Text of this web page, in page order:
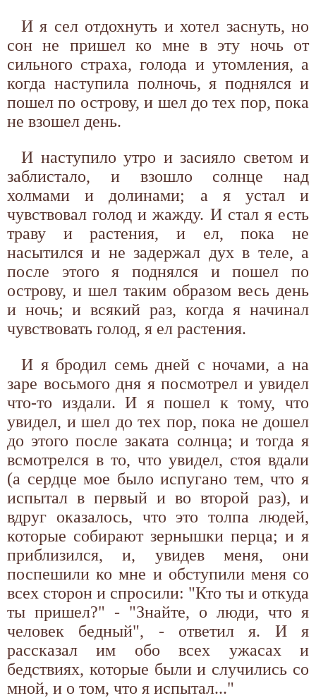
И я сел отдохнуть и хотел заснуть, но
сон не пришел ко мне в эту ночь от
сильного страха, голода и утомления, а
когда наступила полночь, я поднялся и
пошел по острову, и шел до тех пор, пока
не взошел день.
И наступило утро и засияло светом и
заблистало, и взошло солнце над
холмами и долинами; а я устал и
чувствовал голод и жажду. И стал я есть
траву и растения, и ел, пока не
насытился и не задержал дух в теле, а
после этого я поднялся и пошел по
острову, и шел таким образом весь день
и ночь; и всякий раз, когда я начинал
чувствовать голод, я ел растения.
И я бродил семь дней с ночами, а на
заре восьмого дня я посмотрел и увидел
что-то издали. И я пошел к тому, что
увидел, и шел до тех пор, пока не дошел
до этого после заката солнца; и тогда я
всмотрелся в то, что увидел, стоя вдали
(а сердце мое было испугано тем, что я
испытал в первый и во второй раз), и
вдруг оказалось, что это толпа людей,
которые собирают зернышки перца; и я
приблизился, и, увидев меня, они
поспешили ко мне и обступили меня со
всех сторон и спросили: "Кто ты и откуда
ты пришел?" - "Знайте, о люди, что я
человек бедный", - ответил я. И я
рассказал им обо всех ужасах и
бедствиях, которые были и случились со
мной, и о том, что я испытал..."